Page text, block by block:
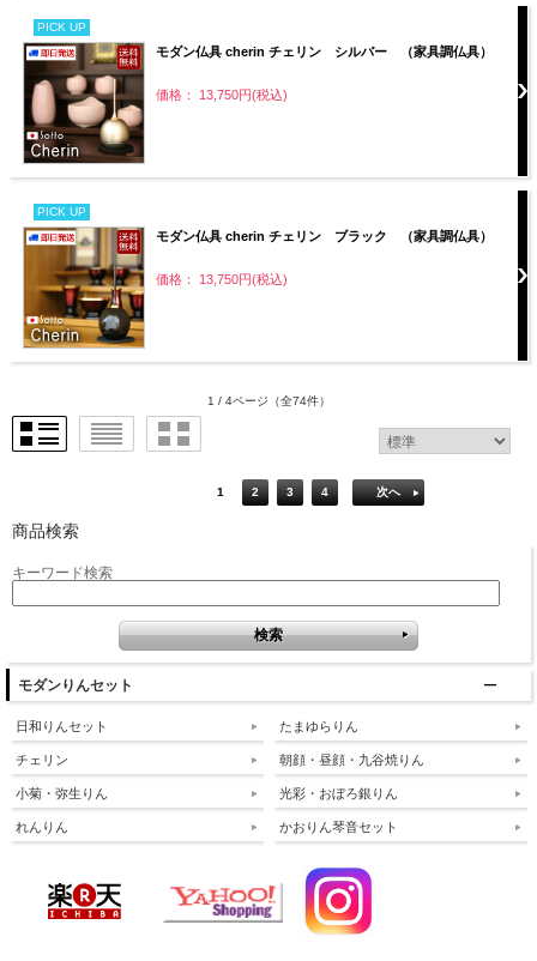
PICK UP
モダン仏具 cherin チェリン シルバー （家具調仏具）
価格： 13,750円(税込)
PICK UP
モダン仏具 cherin チェリン ブラック （家具調仏具）
価格： 13,750円(税込)
1 / 4ページ （全74件）
1 2 3 4 次へ
商品検索
キーワード検索
モダンりんセット
日和りんセット
チェリン
小菊・弥生りん
れんりん
たまゆらりん
朝顔・昼顔・九谷焼りん
光彩・おぼろ銀りん
かおりん琴音セット